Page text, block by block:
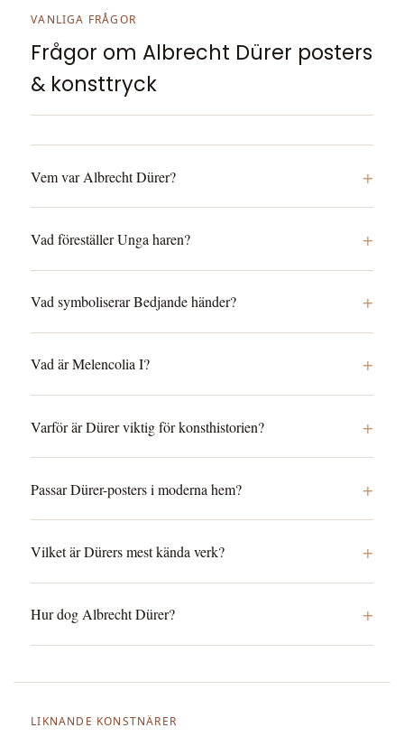
VANLIGA FRÅGOR
Frågor om Albrecht Dürer posters
& konsttryck
Vem var Albrecht Dürer? +
Vad föreställer Unga haren? +
Vad symboliserar Bedjande händer? +
Vad är Melencolia I? +
Varför är Dürer viktig för konsthistorien? +
Passar Dürer-posters i moderna hem? +
Vilket är Dürers mest kända verk? +
Hur dog Albrecht Dürer? +
LIKNANDE KONSTNÄRER